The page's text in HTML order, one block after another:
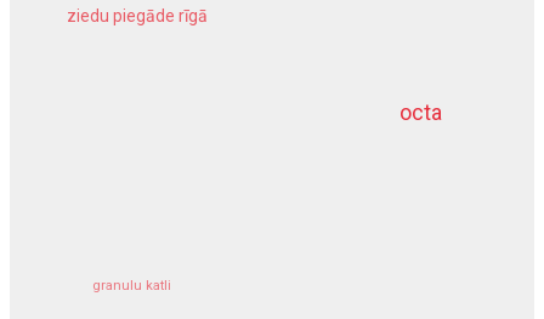
octa
ziedu piegāde rīgā
granulu katli
dziļurbums